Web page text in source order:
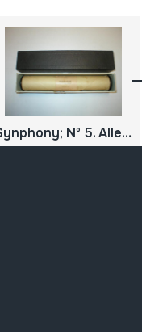
Synphony; Nº 5. Allegro con brio; Beethoven